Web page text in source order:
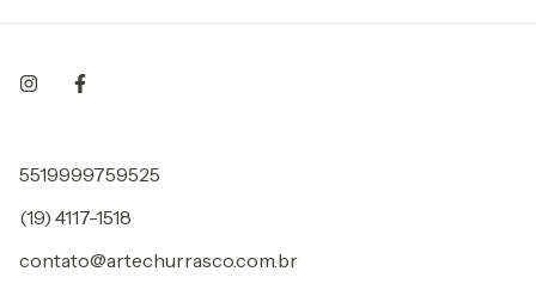
5519999759525
(19) 4117-1518
contato@artechurrasco.com.br